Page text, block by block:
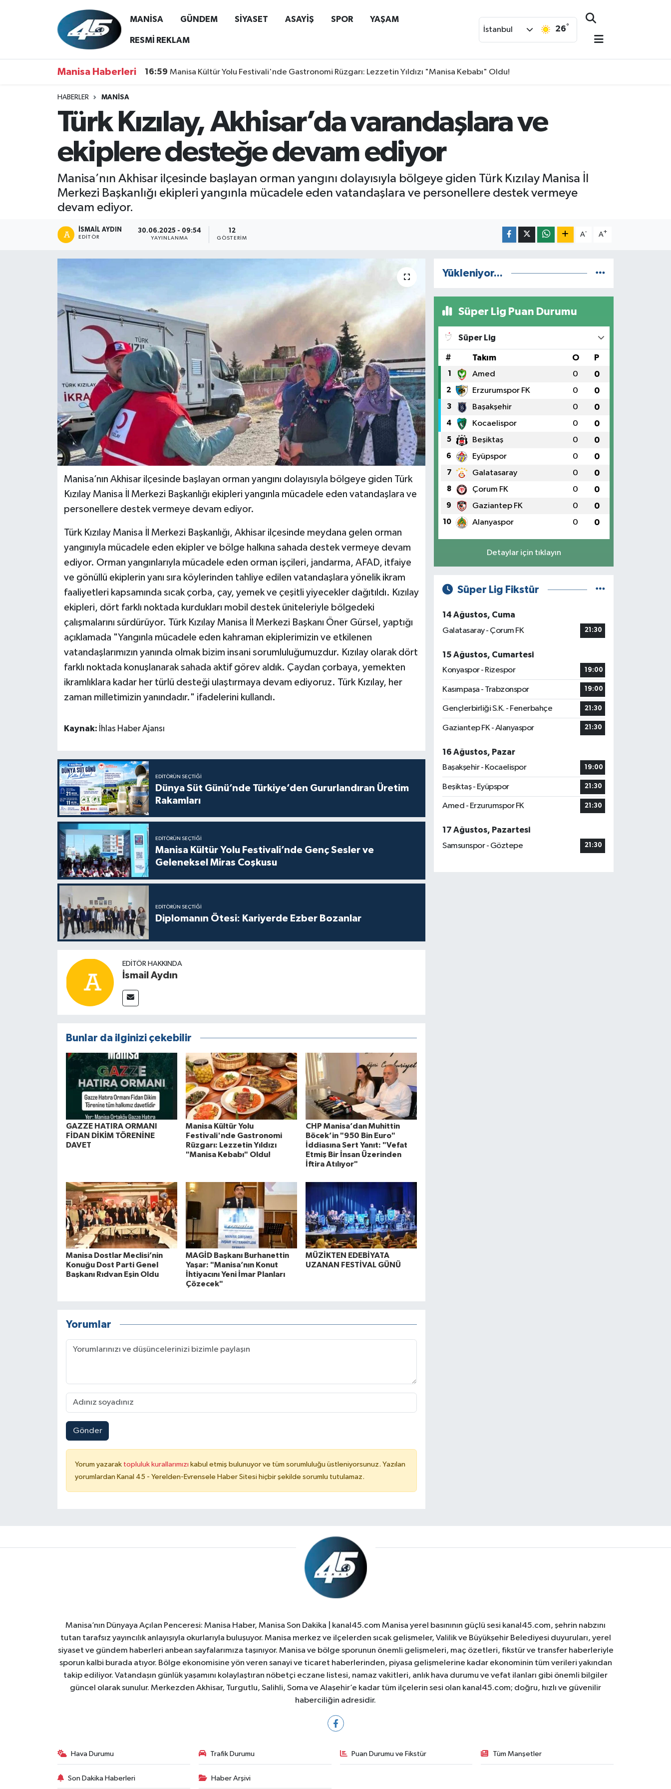
MANİSA GÜNDEM SİYASET ASAYİŞ SPOR YAŞAM
RESMİ REKLAM
İstanbul 26°
Manisa Haberleri 16:59 Manisa Kültür Yolu Festivali'nde Gastronomi Rüzgarı: Lezzetin Yıldızı "Manisa Kebabı" Oldu!
HABERLER MANİSA
Türk Kızılay, Akhisar’da varandaşlara ve
ekiplere desteğe devam ediyor
Manisa’nın Akhisar ilçesinde başlayan orman yangını dolayısıyla bölgeye giden Türk Kızılay Manisa İl
Merkezi Başkanlığı ekipleri yangınla mücadele eden vatandaşlara ve personellere destek vermeye
devam ediyor.
İSMAIL AYDIN
EDITÖR
30.06.2025 - 09:54
YAYINLANMA
12
GÖSTERIM
A- A+
Manisa’nın Akhisar ilçesinde başlayan orman yangını dolayısıyla bölgeye giden Türk
Kızılay Manisa İl Merkezi Başkanlığı ekipleri yangınla mücadele eden vatandaşlara ve
personellere destek vermeye devam ediyor.
Türk Kızılay Manisa İl Merkezi Başkanlığı, Akhisar ilçesinde meydana gelen orman
yangınıyla mücadele eden ekipler ve bölge halkına sahada destek vermeye devam
ediyor. Orman yangınlarıyla mücadele eden orman işçileri, jandarma, AFAD, itfaiye
ve gönüllü ekiplerin yanı sıra köylerinden tahliye edilen vatandaşlara yönelik ikram
faaliyetleri kapsamında sıcak çorba, çay, yemek ve çeşitli yiyecekler dağıtıldı. Kızılay
ekipleri, dört farklı noktada kurdukları mobil destek üniteleriyle bölgedeki
çalışmalarını sürdürüyor. Türk Kızılay Manisa İl Merkezi Başkanı Öner Gürsel, yaptığı
açıklamada "Yangınla mücadele eden kahraman ekiplerimizin ve etkilenen
vatandaşlarımızın yanında olmak bizim insani sorumluluğumuzdur. Kızılay olarak dört
farklı noktada konuşlanarak sahada aktif görev aldık. Çaydan çorbaya, yemekten
ikramlıklara kadar her türlü desteği ulaştırmaya devam ediyoruz. Türk Kızılay, her
zaman milletimizin yanındadır." ifadelerini kullandı.
Kaynak: İhlas Haber Ajansı
EDITÖRÜN SEÇTIĞI
Dünya Süt Günü’nde Türkiye’den Gururlandıran Üretim
Rakamları
EDITÖRÜN SEÇTIĞI
Manisa Kültür Yolu Festivali’nde Genç Sesler ve
Geleneksel Miras Coşkusu
EDITÖRÜN SEÇTIĞI
Diplomanın Ötesi: Kariyerde Ezber Bozanlar
EDITÖR HAKKINDA
İsmail Aydın
Bunlar da ilginizi çekebilir
GAZZE HATIRA ORMANI
FİDAN DİKİM TÖRENİNE
DAVET
Manisa Kültür Yolu
Festivali'nde Gastronomi
Rüzgarı: Lezzetin Yıldızı
"Manisa Kebabı" Oldu!
CHP Manisa’dan Muhittin
Böcek’in "950 Bin Euro"
İddiasına Sert Yanıt: "Vefat
Etmiş Bir İnsan Üzerinden
İftira Atılıyor"
Manisa Dostlar Meclisi’nin
Konuğu Dost Parti Genel
Başkanı Rıdvan Eşin Oldu
MAGİD Başkanı Burhanettin
Yaşar: "Manisa’nın Konut
İhtiyacını Yeni İmar Planları
Çözecek"
MÜZİKTEN EDEBİYATA
UZANAN FESTİVAL GÜNÜ
Yorumlar
Gönder
Yorum yazarak topluluk kurallarımızı kabul etmiş bulunuyor ve tüm sorumluluğu üstleniyorsunuz. Yazılan
yorumlardan Kanal 45 - Yerelden-Evrensele Haber Sitesi hiçbir şekilde sorumlu tutulamaz.
Yükleniyor...
Süper Lig Puan Durumu
Süper Lig
# Takım O P
1 Amed 0 0
2 Erzurumspor FK 0 0
3 Başakşehir 0 0
4 Kocaelispor 0 0
5 Beşiktaş 0 0
6 Eyüpspor 0 0
7 Galatasaray 0 0
8 Çorum FK 0 0
9 Gaziantep FK 0 0
10 Alanyaspor 0 0
Detaylar için tıklayın
Süper Lig Fikstür
14 Ağustos, Cuma
Galatasaray - Çorum FK
21:30
15 Ağustos, Cumartesi
Konyaspor - Rizespor
19:00
Kasımpaşa - Trabzonspor 19:00
Gençlerbirliği S.K. - Fenerbahçe 21:30
Gaziantep FK - Alanyaspor 21:30
16 Ağustos, Pazar
Başakşehir - Kocaelispor
19:00
Beşiktaş - Eyüpspor 21:30
Amed - Erzurumspor FK 21:30
17 Ağustos, Pazartesi
Samsunspor - Göztepe
21:30
Manisa’nın Dünyaya Açılan Penceresi: Manisa Haber, Manisa Son Dakika | kanal45.com Manisa yerel basınının güçlü sesi kanal45.com, şehrin nabzını
tutan tarafsız yayıncılık anlayışıyla okurlarıyla buluşuyor. Manisa merkez ve ilçelerden sıcak gelişmeler, Valilik ve Büyükşehir Belediyesi duyuruları, yerel
siyaset ve gündem haberleri anbean sayfalarımıza taşınıyor. Manisa ve bölge sporunun önemli gelişmeleri, maç özetleri, fikstür ve transfer haberleriyle
sporun kalbi burada atıyor. Bölge ekonomisine yön veren sanayi ve ticaret haberlerinden, piyasa gelişmelerine kadar ekonominin tüm verileri yakından
takip ediliyor. Vatandaşın günlük yaşamını kolaylaştıran nöbetçi eczane listesi, namaz vakitleri, anlık hava durumu ve vefat ilanları gibi önemli bilgiler
güncel olarak sunulur. Merkezden Akhisar, Turgutlu, Salihli, Soma ve Alaşehir’e kadar tüm ilçelerin sesi olan kanal45.com; doğru, hızlı ve güvenilir
haberciliğin adresidir.
Hava Durumu Trafik Durumu Puan Durumu ve Fikstür Tüm Manşetler
Son Dakika Haberleri Haber Arşivi
MANİSA
RESMİ REKLAM
Hava Durumu
Tüm Manşetler
Son Dakika Haberleri